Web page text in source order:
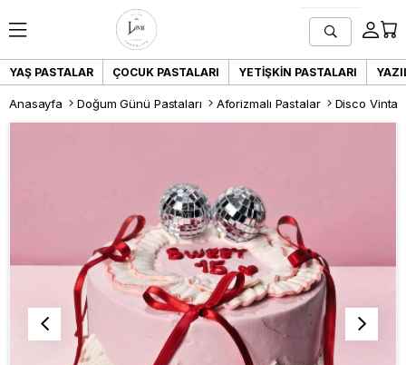
YAŞ PASTALAR ÇOCUK PASTALARI YETIŞKIN PASTALARI
Anasayfa Doğum Günü Pastaları Aforizmalı Pastalar Disco